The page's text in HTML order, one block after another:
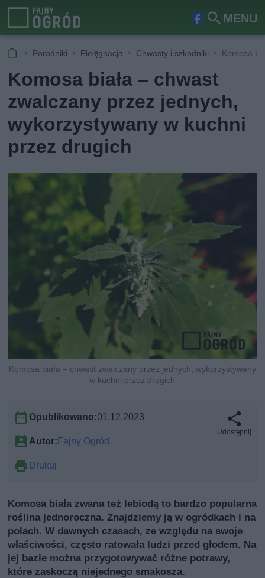
MENU
Fa
ook
Szu
kaj
Poradniki Pielęgnacja Chwasty i szkodniki Komosa
Komosa biała – chwast
zwalczany przez jednych,
wykorzystywany w kuchni
przez drugich
Komosa biała – chwast zwalczany przez jednych, wykorzystywany
w kuchni przez drugich
Opublikowano:01.12.2023
Autor:Fajny Ogród
Drukuj
Udostępnij
Komosa biała zwana też lebiodą to bardzo popularna
roślina jednoroczna. Znajdziemy ją w ogródkach i na
polach. W dawnych czasach, ze względu na swoje
właściwości, często ratowała ludzi przed głodem. Na
jej bazie można przygotowywać różne potrawy,
które zaskoczą niejednego smakosza.